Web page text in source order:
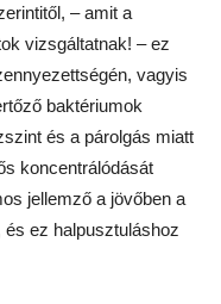
– amit a
vizsgáltatnak! – ez
vagyis
baktériumok
és a párolgás miatt
koncentrálódását
jellemző a jövőben a
és ez halpusztuláshoz